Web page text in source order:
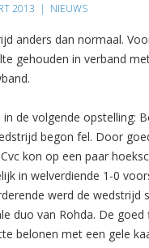
2013 | NIEUWS
anders dan normaal.
gehouden in verband
de volgende opstelling:
begon fel. Door
kon op een paar
in welverdiende 1-0
werd de wedstrijd
duo van Rohda. De
belonen met een gele